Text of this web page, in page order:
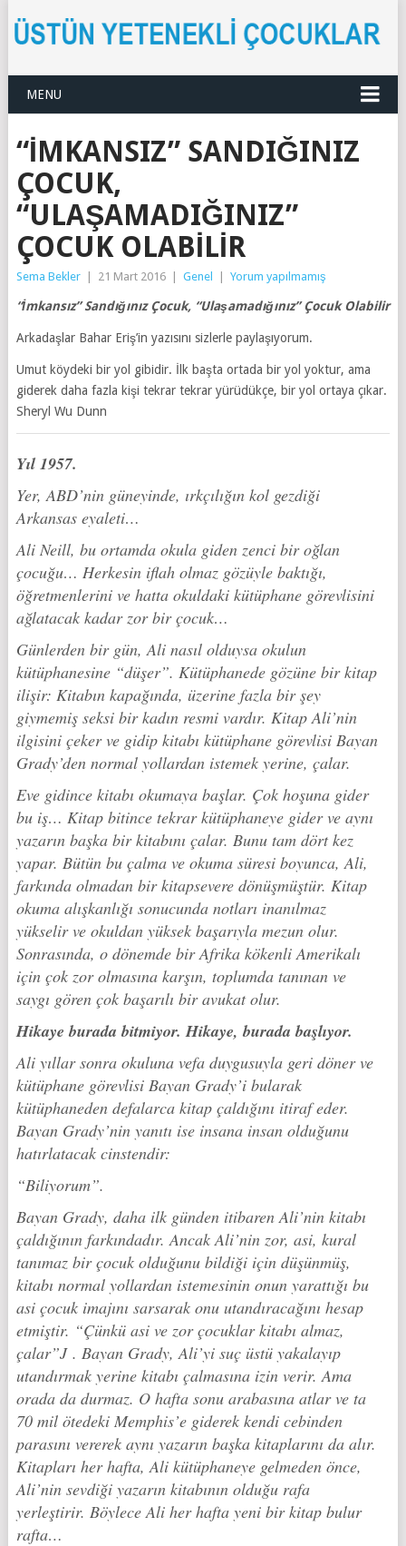
MENU
“İMKANSIZ” SANDIĞINIZ
ÇOCUK,
“ULAŞAMADIĞINIZ”
ÇOCUK OLABILIR
Sema Bekler 21 Mart 2016 Genel Yorum yapılmamış
“İmkansız” Sandığınız Çocuk, “Ulaşamadığınız” Çocuk Olabilir
Arkadaşlar Bahar Eriş’in yazısını sizlerle paylaşıyorum.
Umut köydeki bir yol gibidir. İlk başta ortada bir yol yoktur, ama
giderek daha fazla kişi tekrar tekrar yürüdükçe, bir yol ortaya çıkar.
Sheryl Wu Dunn
Yıl 1957.
Yer, ABD’nin güneyinde, ırkçılığın kol gezdiği
Arkansas eyaleti…
Ali Neill, bu ortamda okula giden zenci bir oğlan
çocuğu… Herkesin iflah olmaz gözüyle baktığı,
öğretmenlerini ve hatta okuldaki kütüphane görevlisini
ağlatacak kadar zor bir çocuk…
Günlerden bir gün, Ali nasıl olduysa okulun
kütüphanesine “düşer”. Kütüphanede gözüne bir kitap
ilişir: Kitabın kapağında, üzerine fazla bir şey
giymemiş seksi bir kadın resmi vardır. Kitap Ali’nin
ilgisini çeker ve gidip kitabı kütüphane görevlisi Bayan
Grady’den normal yollardan istemek yerine, çalar.
Eve gidince kitabı okumaya başlar. Çok hoşuna gider
bu iş… Kitap bitince tekrar kütüphaneye gider ve aynı
yazarın başka bir kitabını çalar. Bunu tam dört kez
yapar. Bütün bu çalma ve okuma süresi boyunca, Ali,
farkında olmadan bir kitapsevere dönüşmüştür. Kitap
okuma alışkanlığı sonucunda notları inanılmaz
yükselir ve okuldan yüksek başarıyla mezun olur.
Sonrasında, o dönemde bir Afrika kökenli Amerikalı
için çok zor olmasına karşın, toplumda tanınan ve
saygı gören çok başarılı bir avukat olur.
Hikaye burada bitmiyor. Hikaye, burada başlıyor.
Ali yıllar sonra okuluna vefa duygusuyla geri döner ve
kütüphane görevlisi Bayan Grady’i bularak
kütüphaneden defalarca kitap çaldığını itiraf eder.
Bayan Grady’nin yanıtı ise insana insan olduğunu
hatırlatacak cinstendir:
“Biliyorum”.
Bayan Grady, daha ilk günden itibaren Ali’nin kitabı
çaldığının farkındadır. Ancak Ali’nin zor, asi, kural
tanımaz bir çocuk olduğunu bildiği için düşünmüş,
kitabı normal yollardan istemesinin onun yarattığı bu
asi çocuk imajını sarsarak onu utandıracağını hesap
etmiştir. “Çünkü asi ve zor çocuklar kitabı almaz,
çalar”J . Bayan Grady, Ali’yi suç üstü yakalayıp
utandırmak yerine kitabı çalmasına izin verir. Ama
orada da durmaz. O hafta sonu arabasına atlar ve ta
70 mil ötedeki Memphis’e giderek kendi cebinden
parasını vererek aynı yazarın başka kitaplarını da alır.
Kitapları her hafta, Ali kütüphaneye gelmeden önce,
Ali’nin sevdiği yazarın kitabının olduğu rafa
yerleştirir. Böylece Ali her hafta yeni bir kitap bulur
rafta…